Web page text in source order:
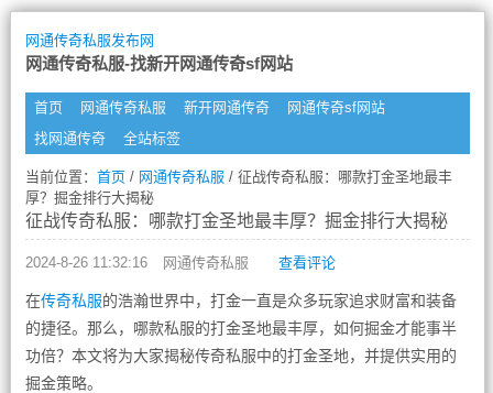
网通传奇私服发布网
网通传奇私服-找新开网通传奇sf网站
首页 网通传奇私服 新开网通传奇
网通传奇sf网站
找网通传奇
全站标签
当前位置： 首页/ 网通传奇私服 / 征战传奇私服：哪款打金圣地最丰
厚？掘金排行大揭秘
征战传奇私服：哪款打金圣地最丰厚？掘金排行大揭秘
2024-8-26 11:32:16 网通传奇私服 查看评论
在传奇私服的浩瀚世界中，打金一直是众多玩家追求财富和装备
的捷径。那么，哪款私服的打金圣地最丰厚，如何掘金才能事半
功倍？本文将为大家揭秘传奇私服中的打金圣地，并提供实用的
掘金策略。